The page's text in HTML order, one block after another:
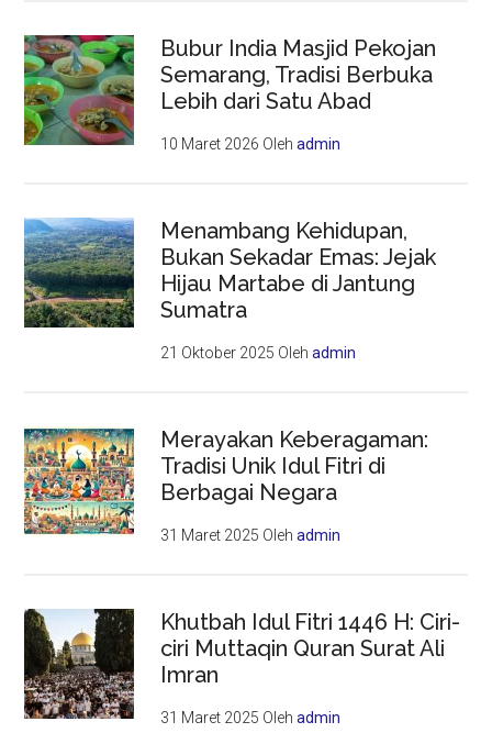
Bubur India Masjid Pekojan
Semarang, Tradisi Berbuka
Lebih dari Satu Abad
10 Maret 2026 Olehadmin
Menambang Kehidupan,
Bukan Sekadar Emas: Jejak
Hijau Martabe di Jantung
Sumatra
21 Oktober 2025 Olehadmin
Merayakan Keberagaman:
Tradisi Unik Idul Fitri di
Berbagai Negara
31 Maret 2025 Olehadmin
Khutbah Idul Fitri 1446 H: Ciri-
ciri Muttaqin Quran Surat Ali
Imran
31 Maret 2025 Olehadmin